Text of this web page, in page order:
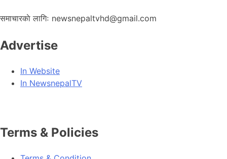
समाचारकाे लागिः newsnepaltvhd@gmail.com
Advertise
In Website
In NewsnepalTV
Terms & Policies